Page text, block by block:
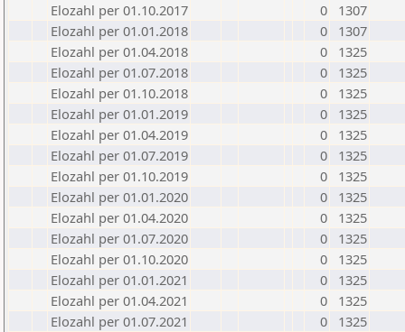
Elozahl per 01.10.2017
0
1307
Elozahl per 01.01.2018
0
1307
Elozahl per 01.04.2018
0
1325
Elozahl per 01.07.2018
0
1325
Elozahl per 01.10.2018
0
1325
Elozahl per 01.01.2019
0
1325
Elozahl per 01.04.2019
0
1325
Elozahl per 01.07.2019
0
1325
Elozahl per 01.10.2019
0
1325
Elozahl per 01.01.2020
0
1325
Elozahl per 01.04.2020
0
1325
Elozahl per 01.07.2020
0
1325
Elozahl per 01.10.2020
0
1325
Elozahl per 01.01.2021
0
1325
Elozahl per 01.04.2021
0
1325
Elozahl per 01.07.2021
0
1325